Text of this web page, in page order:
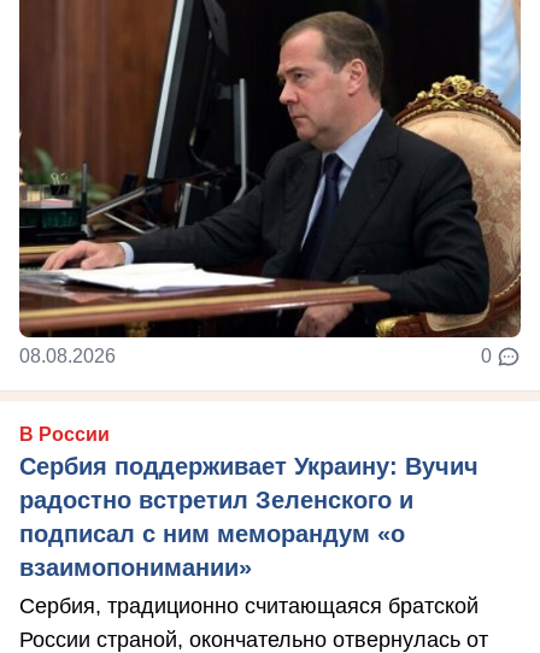
08.08.2026 0
В России
Сербия поддерживает Украину: Вучич
радостно встретил Зеленского и
подписал с ним меморандум «о
взаимопонимании»
Сербия, традиционно считающаяся братской
России страной, окончательно отвернулась от